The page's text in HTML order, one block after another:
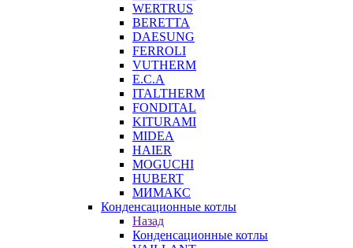
WERTRUS
BERETTA
DAESUNG
FERROLI
VUTHERM
E.C.A
ITALTHERM
FONDITAL
KITURAMI
MIDEA
HAIER
MOGUCHI
HUBERT
МИМАКС
Конденсационные котлы
Назад
Конденсационные котлы